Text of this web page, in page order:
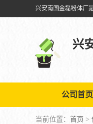
兴
公司首页
当前位置： 首页 >